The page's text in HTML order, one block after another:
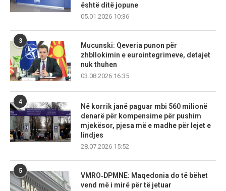
është ditë jopune
05.01.2026 10:36
3
Mucunski: Qeveria punon për
zhbllokimin e eurointegrimeve, detajet
nuk thuhen
03.08.2026 16:35
4
Në korrik janë paguar mbi 560 milionë
denarë për kompensime për pushim
mjekësor, pjesa më e madhe për lejet e
lindjes
28.07.2026 15:52
5
VMRO‑DPMNE: Maqedonia do të bëhet
vend më i mirë për të jetuar